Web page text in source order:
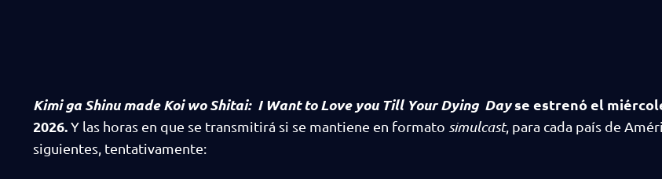
Kimi ga Shinu made Koi wo Shitai: I Want to Love you Till Your Dying Day se estrenó el
2026.Y las horas en que se transmitirá si se mantiene en formato simulcast, para cada país de
siguientes, tentativamente: